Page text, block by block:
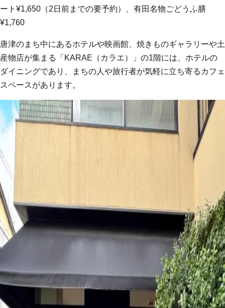
ート¥1,650（2日前までの要予約）、有田名物ごどうふ膳
¥1,760
唐津のまち中にあるホテルや映画館、焼きものギャラリーや土
産物店が集まる「KARAE（カラエ）」の1階には、ホテルの
ダイニングであり、まちの人や旅行者が気軽に立ち寄るカフェ
スペースがあります。